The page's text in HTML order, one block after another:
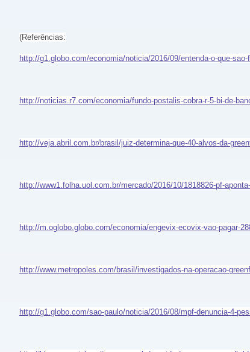
(Referências:
http://g1.globo.com/economia/noticia/2016/09/entenda-o-que-sao-
http://noticias.r7.com/economia/fundo-postalis-cobra-r-5-bi-de-
http://veja.abril.com.br/brasil/juiz-determina-que-40-alvos-da-
http://www1.folha.uol.com.br/mercado/2016/10/1818826-pf-
http://m.oglobo.globo.com/economia/engevix-ecovix-vao-pagar-
http://www.metropoles.com/brasil/investigados-na-operacao-
http://g1.globo.com/sao-paulo/noticia/2016/08/mpf-denuncia-4-